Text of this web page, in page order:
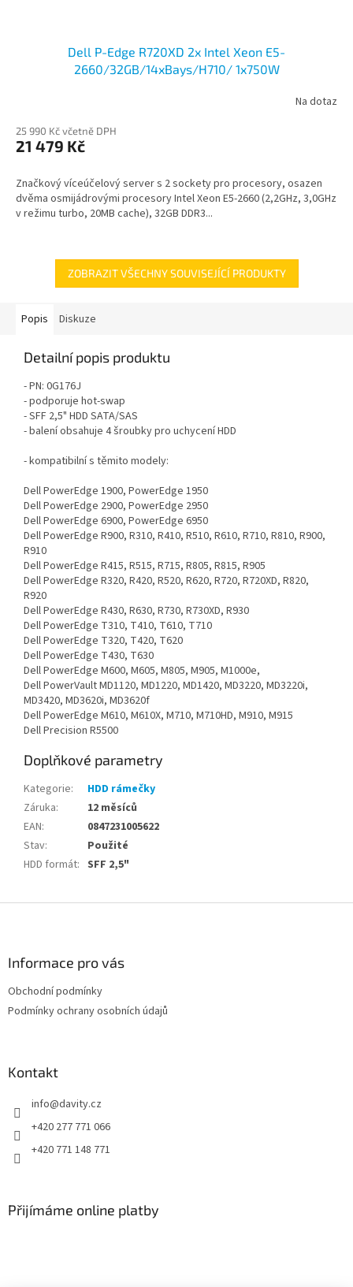
Dell P-Edge R720XD 2x Intel Xeon E5-
2660/32GB/14xBays/H710/ 1x750W
Na dotaz
25 990 Kč včetně DPH
21 479 Kč
Značkový víceúčelový server s 2 sockety pro procesory, osazen
dvěma osmijádrovými procesory Intel Xeon E5-2660 (2,2GHz, 3,0GHz
v režimu turbo, 20MB cache), 32GB DDR3...
ZOBRAZIT VŠECHNY SOUVISEJÍCÍ PRODUKTY
Popis Diskuze
Detailní popis produktu
- PN: 0G176J
- podporuje hot-swap
- SFF 2,5" HDD SATA/SAS
- balení obsahuje 4 šroubky pro uchycení HDD
- kompatibilní s těmito modely:
Dell PowerEdge 1900, PowerEdge 1950
Dell PowerEdge 2900, PowerEdge 2950
Dell PowerEdge 6900, PowerEdge 6950
Dell PowerEdge R900, R310, R410, R510, R610, R710, R810, R900,
R910
Dell PowerEdge R415, R515, R715, R805, R815, R905
Dell PowerEdge R320, R420, R520, R620, R720, R720XD, R820,
R920
Dell PowerEdge R430, R630, R730, R730XD, R930
Dell PowerEdge T310, T410, T610, T710
Dell PowerEdge T320, T420, T620
Dell PowerEdge T430, T630
Dell PowerEdge M600, M605, M805, M905, M1000e,
Dell PowerVault MD1120, MD1220, MD1420, MD3220, MD3220i,
MD3420, MD3620i, MD3620f
Dell PowerEdge M610, M610X, M710, M710HD, M910, M915
Dell Precision R5500
Doplňkové parametry
Kategorie:
HDD rámečky
Záruka:
12 měsíců
EAN:
0847231005622
Stav:
Použité
HDD formát: SFF 2,5"
Informace pro vás
Obchodní podmínky
Podmínky ochrany osobních údajů
Kontakt
info@davity.cz
+420 277 771 066
+420 771 148 771
Přijímáme online platby